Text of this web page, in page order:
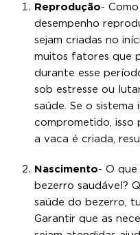
Reprodução-
desempenho
sejam criadas no
muitos fatores que
durante esse
sob estresse ou
saúde. Se o
comprometido, isso
a vaca é criada,
Nascimento- O que
bezerro saudável?
saúde do bezerro,
Garantir que as